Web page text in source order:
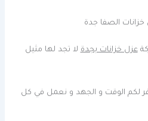
الصفا جدة
عزل خزانات بجدةلا تجد لها مثيل
لكم الوقت و الجهد و نعمل في كل